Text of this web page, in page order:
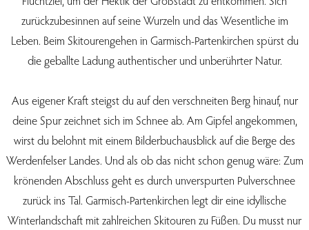
zurückzubesinnen auf seine Wurzeln und das Wesentliche im
Leben. Beim Skitourengehen in Garmisch-Partenkirchen spürst du
die geballte Ladung authentischer und unberührter Natur.
Aus eigener Kraft steigst du auf den verschneiten Berg hinauf, nur
deine Spur zeichnet sich im Schnee ab. Am Gipfel angekommen,
wirst du belohnt mit einem Bilderbuchausblick auf die Berge des
Werdenfelser Landes. Und als ob das nicht schon genug wäre: Zum
krönenden Abschluss geht es durch unverspurten Pulverschnee
zurück ins Tal. Garmisch-Partenkirchen legt dir eine idyllische
Winterlandschaft mit zahlreichen Skitouren zu Füßen. Du musst nur